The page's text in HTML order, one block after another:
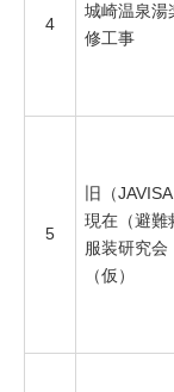
4
城崎温泉湯
修工事
5
旧（
現在（避難
服装研究会
（仮）